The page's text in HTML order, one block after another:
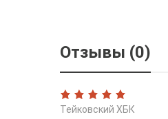
Отзывы (0)
Тейковский ХБК